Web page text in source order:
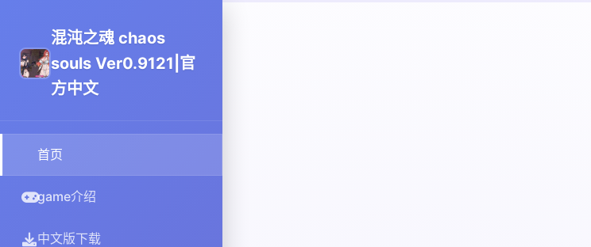
混沌之魂 chaos
souls Ver0.9121|官
方中文
首页
game介绍
中文版下载